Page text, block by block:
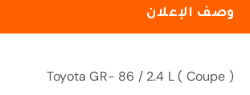
وصف الإعلان
Toyota GR- 86 / 2.4 L ( Coupe )